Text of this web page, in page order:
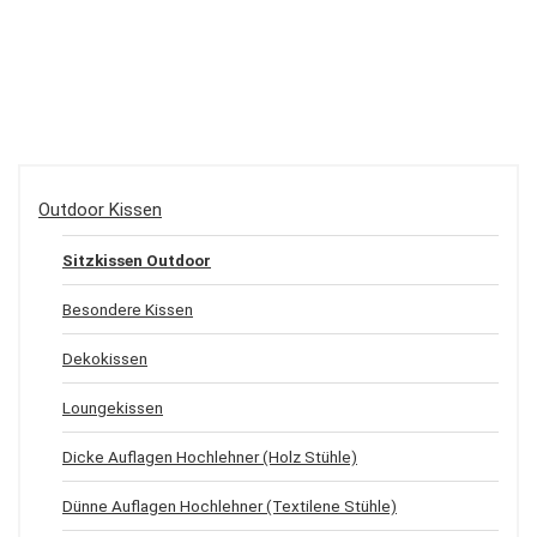
Outdoor Kissen
Sitzkissen Outdoor
Besondere Kissen
Dekokissen
Loungekissen
Dicke Auflagen Hochlehner (Holz Stühle)
Dünne Auflagen Hochlehner (Textilene Stühle)